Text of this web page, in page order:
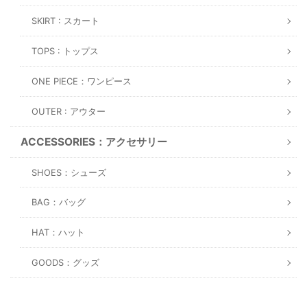
SKIRT : スカート
TOPS : トップス
ONE PIECE：ワンピース
OUTER : アウター
ACCESSORIES：アクセサリー
SHOES：シューズ
BAG：バッグ
HAT：ハット
GOODS：グッズ